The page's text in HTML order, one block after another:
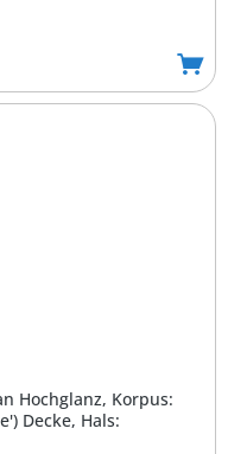
Hochglanz, Korpus:
Decke, Hals: